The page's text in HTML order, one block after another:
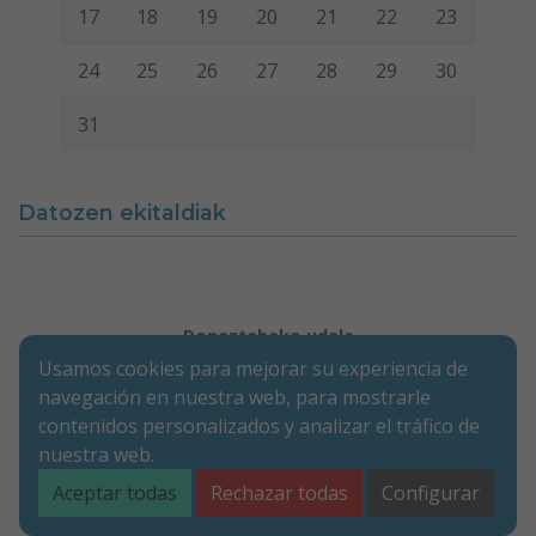
17 18 19 20 21 22 23
24 25 26 27 28 29 30
31
Datozen ekitaldiak
Doneztebeko udala
Legezko oharra
Cookie-en politika
Irisgarritasuna
Pribatutasun-abisua
Merkatarien Karrika 9 | P.K. 31740 | Doneztebe (NAFARROA)
Tel. 948 45 00 17 | Fax. 948 45 09 39
Usamos cookies para mejorar su experiencia de
navegación en nuestra web, para mostrarle
contenidos personalizados y analizar el tráfico de
nuestra web.
Aceptar todas
Rechazar todas Configurar